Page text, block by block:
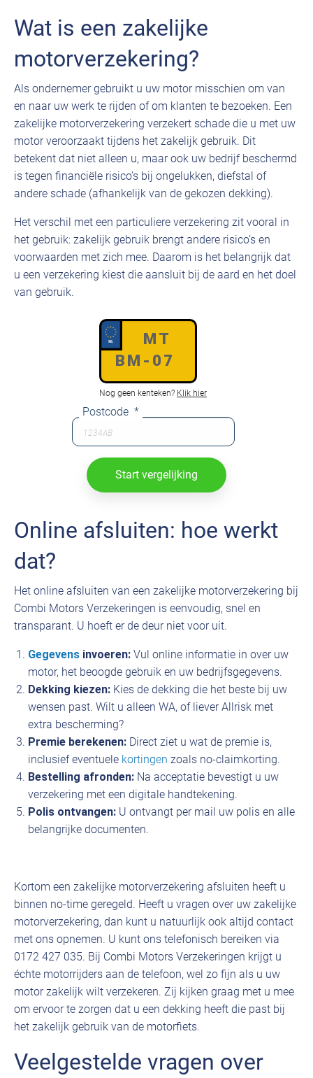
Wat is een zakelijke
motorverzekering?
Als ondernemer gebruikt u uw motor misschien om van
en naar uw werk te rijden of om klanten te bezoeken. Een
zakelijke motorverzekering verzekert schade die u met uw
motor veroorzaakt tijdens het zakelijk gebruik. Dit
betekent dat niet alleen u, maar ook uw bedrijf beschermd
is tegen financiële risico’s bij ongelukken, diefstal of
andere schade (afhankelijk van de gekozen dekking).
Het verschil met een particuliere verzekering zit vooral in
het gebruik: zakelijk gebruik brengt andere risico’s en
voorwaarden met zich mee. Daarom is het belangrijk dat
u een verzekering kiest die aansluit bij de aard en het doel
van gebruik.
Kenteken *
Nog geen kenteken? Klik hier
Postcode *
Online afsluiten: hoe werkt
dat?
Het online afsluiten van een zakelijke motorverzekering bij
Combi Motors Verzekeringen is eenvoudig, snel en
transparant. U hoeft er de deur niet voor uit.
Gegevens invoeren: Vul online informatie in over uw
motor, het beoogde gebruik en uw bedrijfsgegevens.
Dekking kiezen: Kies de dekking die het beste bij uw
wensen past. Wilt u alleen WA, of liever Allrisk met
extra bescherming?
Premie berekenen: Direct ziet u wat de premie is,
inclusief eventuele kortingen zoals no-claimkorting.
Bestelling afronden: Na acceptatie bevestigt u uw
verzekering met een digitale handtekening.
Polis ontvangen: U ontvangt per mail uw polis en alle
belangrijke documenten.
Kortom een zakelijke motorverzekering afsluiten heeft u
binnen no-time geregeld. Heeft u vragen over uw zakelijke
motorverzekering, dan kunt u natuurlijk ook altijd contact
met ons opnemen. U kunt ons telefonisch bereiken via
0172 427 035. Bij Combi Motors Verzekeringen krijgt u
échte motorrijders aan de telefoon, wel zo fijn als u uw
motor zakelijk wilt verzekeren. Zij kijken graag met u mee
om ervoor te zorgen dat u een dekking heeft die past bij
het zakelijk gebruik van de motorfiets.
Veelgestelde vragen over